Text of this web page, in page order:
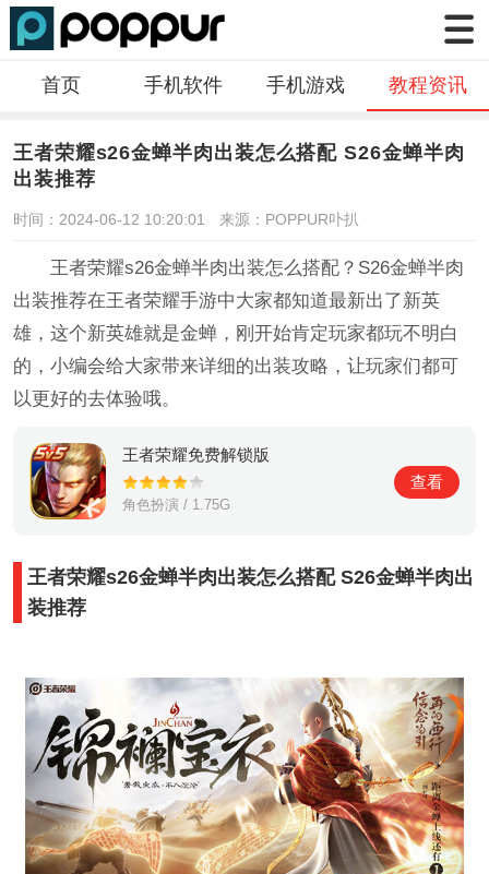
首页 手机软件 手机游戏 教程资讯
王者荣耀s26金蝉半肉出装怎么搭配 S26金蝉半肉
出装推荐
时间：2024-06-12 10:20:01 来源：POPPUR卟扒
王者荣耀s26金蝉半肉出装怎么搭配？S26金蝉半肉
出装推荐在王者荣耀手游中大家都知道最新出了新英
雄，这个新英雄就是金蝉，刚开始肯定玩家都玩不明白
的，小编会给大家带来详细的出装攻略，让玩家们都可
以更好的去体验哦。
王者荣耀免费解锁版
角色扮演 / 1.75G
查看
王者荣耀s26金蝉半肉出装怎么搭配 S26金蝉半肉出
装推荐